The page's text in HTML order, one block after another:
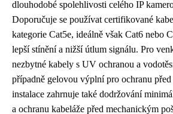
dlouhodobé spolehlivosti celého IP
Doporučuje se používat certifikované
kategorie Cat5e, ideálně však Cat6 nebo
lepší stínění a nižší útlum signálu. Pro
nezbytné kabely s UV ochranou a
případně gelovou výplní pro ochranu
instalace zahrnuje také dodržování
a ochranu kabeláže před mechanickým